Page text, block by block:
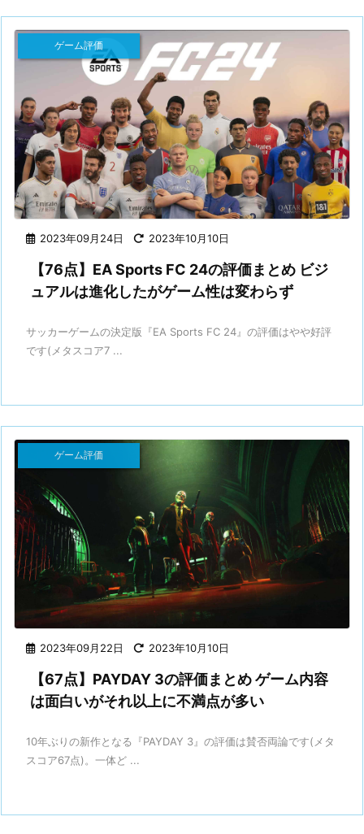
2023年09月24日 2023年10月10日
ゲーム評価
【76点】EA Sports FC 24の評価まとめ ビジ
ュアルは進化したがゲーム性は変わらず
サッカーゲームの決定版『EA Sports FC 24』の評価はやや好評
です(メタスコア7 ...
2023年09月22日 2023年10月10日
ゲーム評価
【67点】PAYDAY 3の評価まとめ ゲーム内容
は面白いがそれ以上に不満点が多い
10年ぶりの新作となる『PAYDAY 3』の評価は賛否両論です(メタ
スコア67点)。一体ど ...